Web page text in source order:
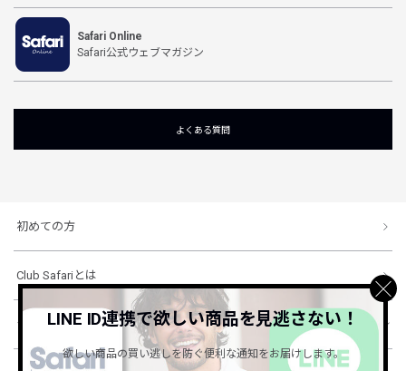
Safari Online
Safari公式ウェブマガジン
よくある質問
初めての方
Club Safariとは
ショッピングガイド
LINE ID連携で欲しい商品を見逃さない！
欲しい商品の買い逃しを防ぐ便利な通知をお届けします。